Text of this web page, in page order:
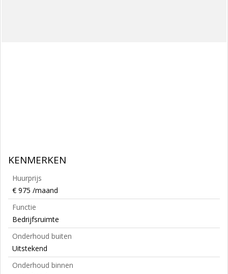
KENMERKEN
Huurprijs
€ 975 /maand
Functie
Bedrijfsruimte
Onderhoud buiten
Uitstekend
Onderhoud binnen